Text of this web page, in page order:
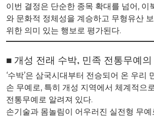
이번 결정은 단순한 종목 확대를 넘어, 이
와 문화적 정체성을 계승하고 무형유산
위한 의미 있는 행보로 평가된다.
■ 개성 전래 수박, 민족 전통무예의
‘수박’은 삼국시대부터 전승되어 온 우리
손 무예로, 특히 개성 지역에서 체계적으
전통무예로 알려져 있다.
손기술과 몸놀림이 어우러진 실전형 무